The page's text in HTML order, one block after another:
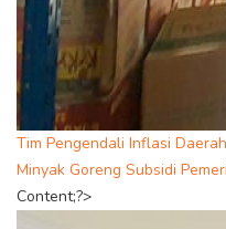
Tim Pengendali Inflasi
Minyak Goreng Subsidi
Content;?>